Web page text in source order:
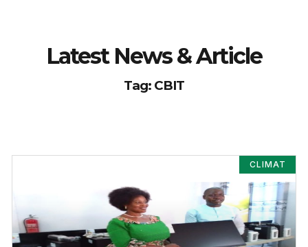
Latest News & Article
Tag: CBIT
CLIMAT